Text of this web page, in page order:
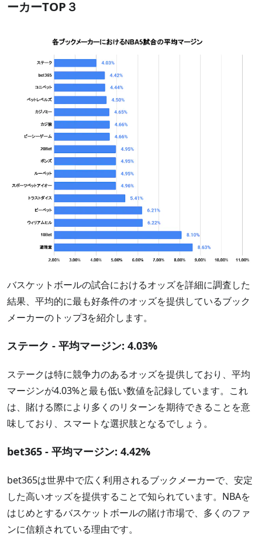
ーカーTOP３
バスケットボールの試合におけるオッズを詳細に調査した
結果、平均的に最も好条件のオッズを提供しているブック
メーカーのトップ3を紹介します。
ステーク - 平均マージン: 4.03%
ステークは特に競争力のあるオッズを提供しており、平均
マージンが4.03%と最も低い数値を記録しています。これ
は、賭ける際により多くのリターンを期待できることを意
味しており、スマートな選択肢となるでしょう。
bet365 - 平均マージン: 4.42%
bet365は世界中で広く利用されるブックメーカーで、安定
した高いオッズを提供することで知られています。NBAを
はじめとするバスケットボールの賭け市場で、多くのファ
ンに信頼されている理由です。